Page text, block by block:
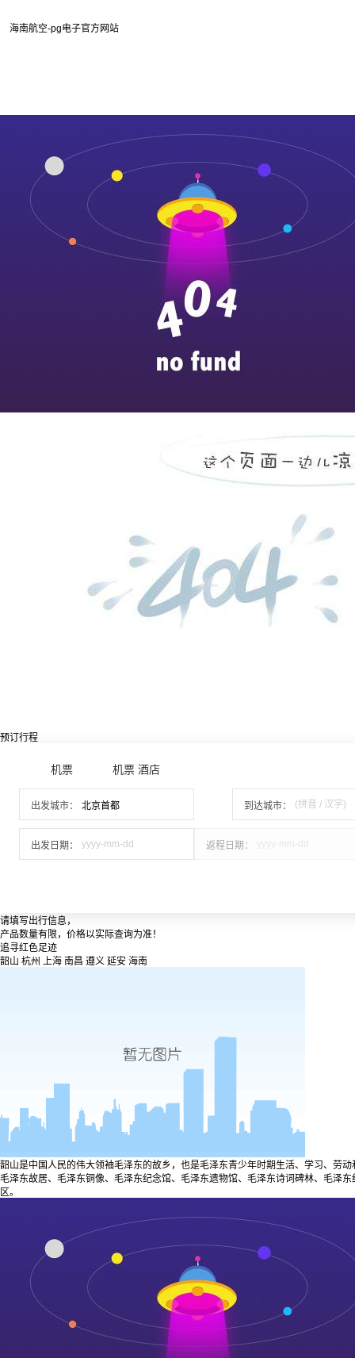
海南航空-pg电子官方网站
预订行程
机票 机票 酒店
出发城市： 到达城市：
出发日期： 返程日期：
请填写出行信息，
产品数量有限，价格以实际查询为准！
追寻红色足迹
韶山 杭州 上海 南昌 遵义 延安 海南
韶山是中国人民的伟大领袖毛泽东的故乡，也是毛泽东青少年时期生活、学习、劳
毛泽东故居、毛泽东铜像、毛泽东纪念馆、毛泽东遗物馆、毛泽东诗词碑林、毛泽
区。